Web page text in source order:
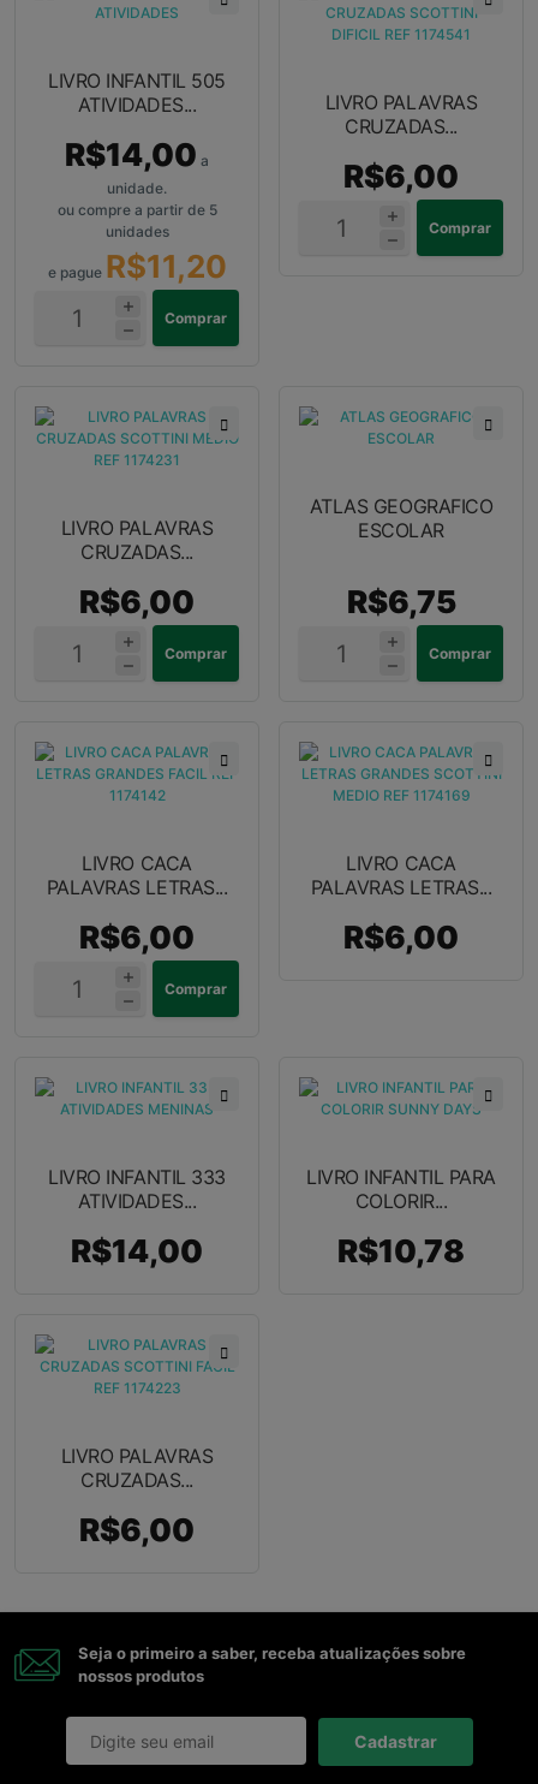
LIVRO INFANTIL 505
ATIVIDADES...
R$14,00 a
unidade.
ou compre a partir de 5
unidades
e pague R$11,20
Comprar
LIVRO PALAVRAS
CRUZADAS...
R$6,00
Comprar
LIVRO PALAVRAS
CRUZADAS...
R$6,00
Comprar
ATLAS GEOGRAFICO
ESCOLAR
R$6,75
Comprar
LIVRO CACA
PALAVRAS LETRAS...
R$6,00
Comprar
LIVRO CACA
PALAVRAS LETRAS...
R$6,00
LIVRO INFANTIL 333
ATIVIDADES...
R$14,00
LIVRO INFANTIL PARA
COLORIR...
R$10,78
LIVRO PALAVRAS
CRUZADAS...
R$6,00
Seja o primeiro a saber, receba atualizações sobre
nossos produtos
Cadastrar